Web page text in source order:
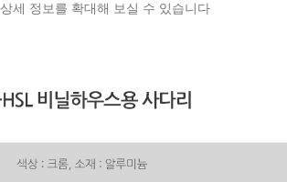
상세 정보를 확대해 보실 수 있습니다